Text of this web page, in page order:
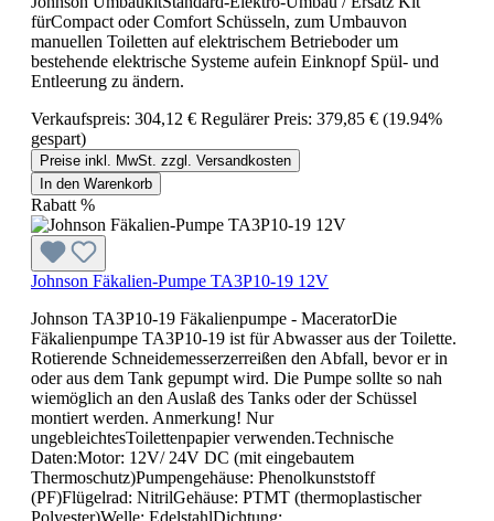
fürCompact oder Comfort Schüsseln, zum Umbauvon
manuellen Toiletten auf elektrischem Betrieboder um
bestehende elektrische Systeme aufein Einknopf Spül- und
Entleerung zu ändern.
Verkaufspreis: 304,12 € Regulärer Preis: 379,85 € (19.94%
gespart)
Preise inkl. MwSt. zzgl. Versandkosten
In den Warenkorb
Rabatt %
Johnson Fäkalien-Pumpe TA3P10-19 12V
Johnson TA3P10-19 Fäkalienpumpe - MaceratorDie
Fäkalienpumpe TA3P10-19 ist für Abwasser aus der Toilette.
Rotierende Schneidemesserzerreißen den Abfall, bevor er in
oder aus dem Tank gepumpt wird. Die Pumpe sollte so nah
wiemöglich an den Auslaß des Tanks oder der Schüssel
montiert werden. Anmerkung! Nur
ungebleichtesToilettenpapier verwenden.Technische
Daten:Motor: 12V/ 24V DC (mit eingebautem
Thermoschutz)Pumpengehäuse: Phenolkunststoff
(PF)Flügelrad: NitrilGehäuse: PTMT (thermoplastischer
Polyester)Welle: EdelstahlDichtung: